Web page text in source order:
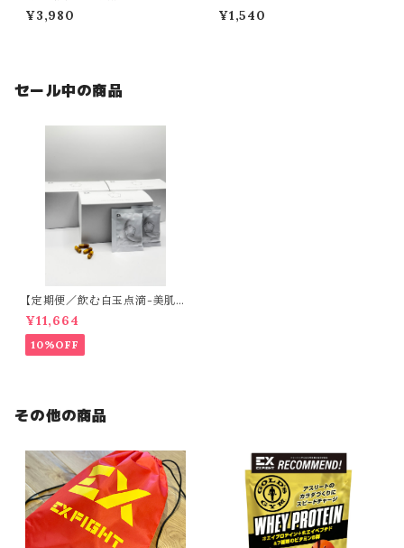
HT Tシャツ（たかし けんこうだ
いいちver.）
¥3,980
0ml】／ピンク
¥1,540
セール中の商品
【定期便／飲む白玉点滴-美肌
目的の方-】CLEAR（60日分）
¥11,664
10%OFF
その他の商品